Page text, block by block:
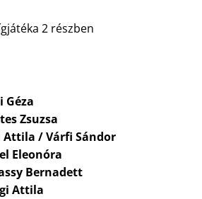
2 részben
Géza
Zsuzsa
Attila / Várfi Sándor
Eleonóra
Bernadett
Attila